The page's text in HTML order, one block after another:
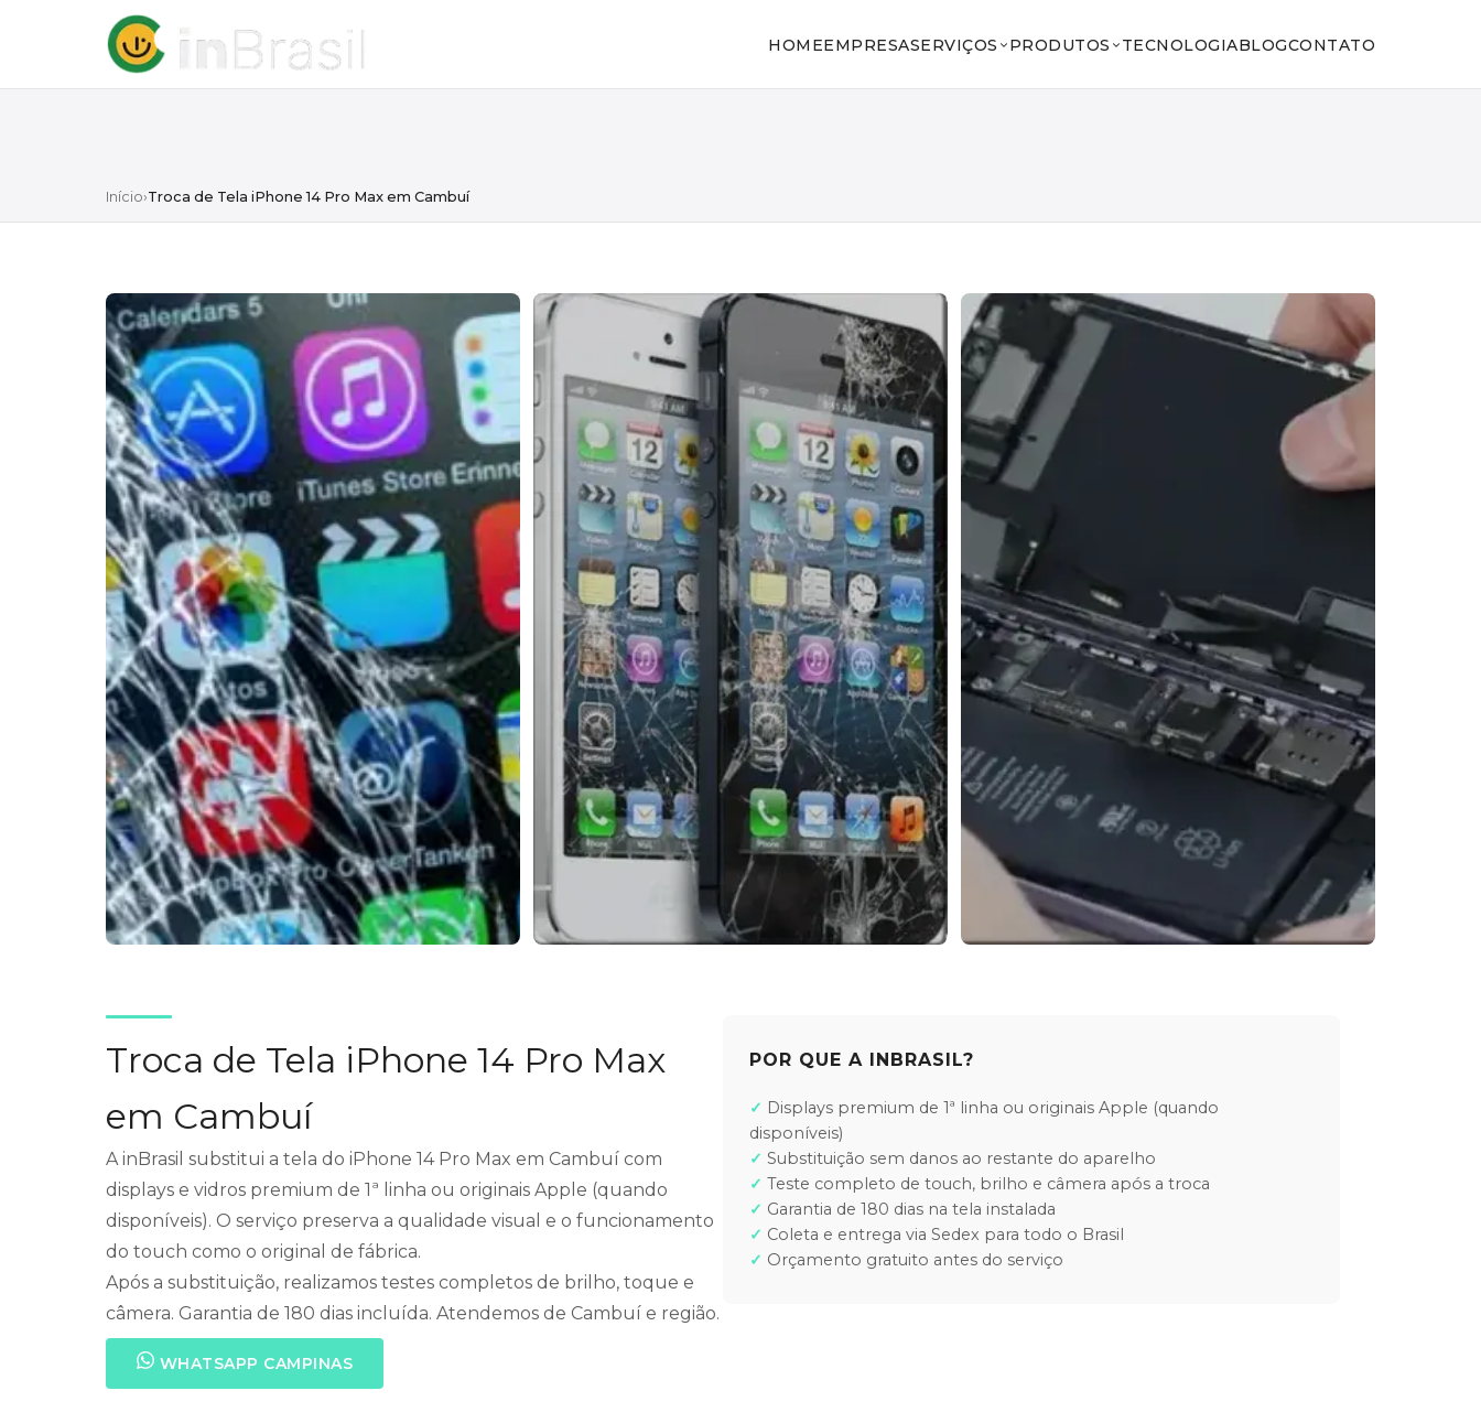
HOMEEMPRESASERVIÇOS PRODUTOS TECNOLOGIABLOGCONTATO
Início›Troca de Tela iPhone 14 Pro Max em Cambuí
Troca de Tela iPhone 14 Pro Max
em Cambuí
A inBrasil substitui a tela do iPhone 14 Pro Max em Cambuí com
displays e vidros premium de 1ª linha ou originais Apple (quando
disponíveis). O serviço preserva a qualidade visual e o funcionamento
do touch como o original de fábrica.
Após a substituição, realizamos testes completos de brilho, toque e
câmera. Garantia de 180 dias incluída. Atendemos de Cambuí e região.
WHATSAPP CAMPINAS
POR QUE A INBRASIL?
Displays premium de 1ª linha ou originais Apple (quando
disponíveis)
Substituição sem danos ao restante do aparelho
Teste completo de touch, brilho e câmera após a troca
Garantia de 180 dias na tela instalada
Coleta e entrega via Sedex para todo o Brasil
Orçamento gratuito antes do serviço